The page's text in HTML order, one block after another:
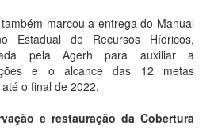
marcou a entrega do Manual
Estadual de Recursos Hídricos,
pela Agerh para auxiliar a
e o alcance das 12 metas
o final de 2022.
e restauração da Cobertura